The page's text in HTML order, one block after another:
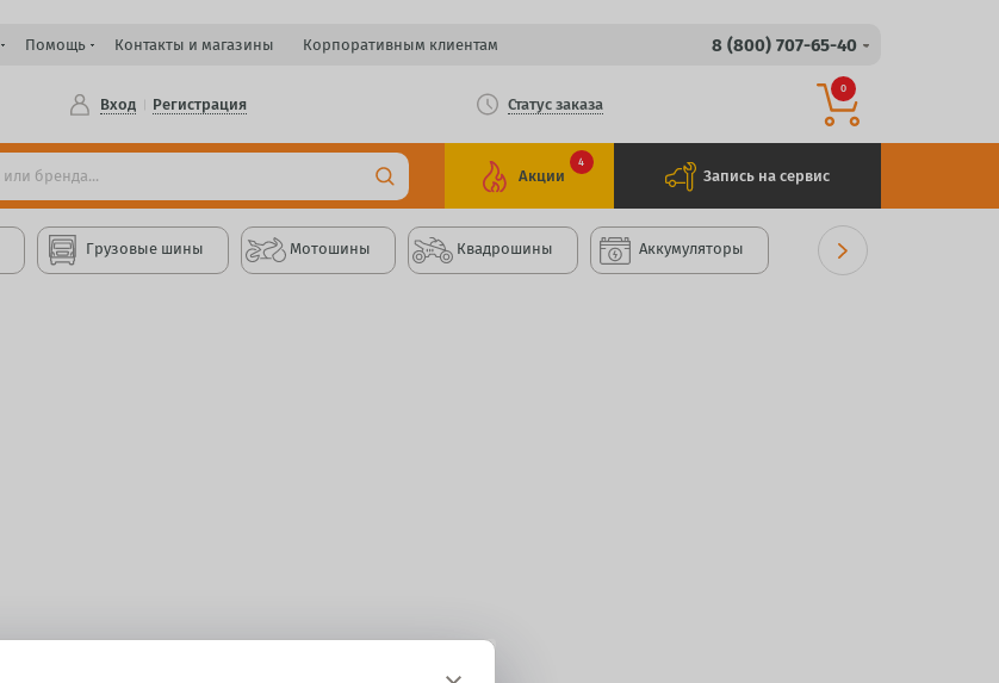
Помощь Контакты и магазины Корпоративным клиентам 8 (800) 707-65-40
Вход Регистрация Статус заказа
0
Акции
4
Запись на сервис
Грузовые шины Мотошины Квадрошины Аккумуляторы